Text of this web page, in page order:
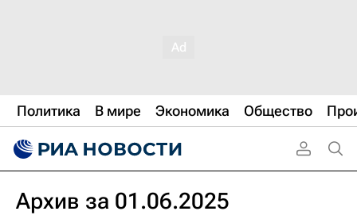
Политика В мире Экономика Общество
Архив за 01.06.2025